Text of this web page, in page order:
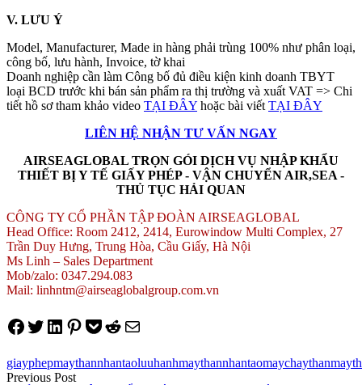
V. LƯU Ý
Model, Manufacturer, Made in hàng phải trùng 100% như phân loại,
công bố, lưu hành, Invoice, tờ khai
Doanh nghiệp cần làm Công bố đủ điều kiện kinh doanh TBYT
loại BCD trước khi bán sản phẩm ra thị trường và xuất VAT => Chi
tiết hồ sơ tham khảo video TẠI ĐÂY hoặc bài viết TẠI ĐÂY
LIÊN HỆ NHẬN TƯ VẤN NGAY
AIRSEAGLOBAL TRỌN GÓI DỊCH VỤ NHẬP KHẨU
THIẾT BỊ Y TẾ GIẤY PHÉP - VẬN CHUYỂN AIR,SEA -
THỦ TỤC HẢI QUAN
CÔNG TY CỔ PHẦN TẬP ĐOÀN AIRSEAGLOBAL
Head Office: Room 2412, 2414, Eurowindow Multi Complex, 27
Trần Duy Hưng, Trung Hòa, Cầu Giấy, Hà Nội
Ms Linh – Sales Department
Mob/zalo: 0347.294.083
Mail: linhntm@airseaglobalgroup.com.vn
Share on Facebook
Tweet on Twitter
Share on LinkedIn
Pin on Pinterest
Save to pocket
Share on Reddit
Share via Email
giayphepmaythannhantaoluuhanhmaythannhantaomaychaythan
Previous Post